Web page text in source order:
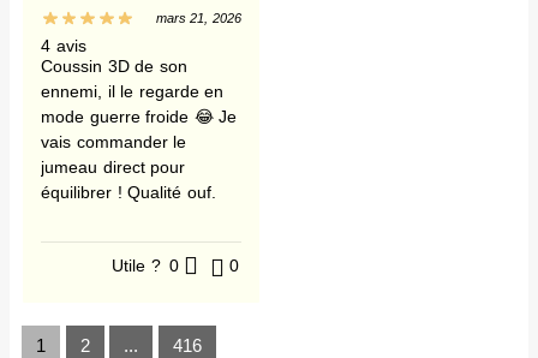
4 avis
mars 21, 2026
Coussin 3D de son
ennemi, il le regarde en
mode guerre froide 😂 Je
vais commander le
jumeau direct pour
équilibrer ! Qualité ouf.
Utile ? 0 0
1 2 ... 416